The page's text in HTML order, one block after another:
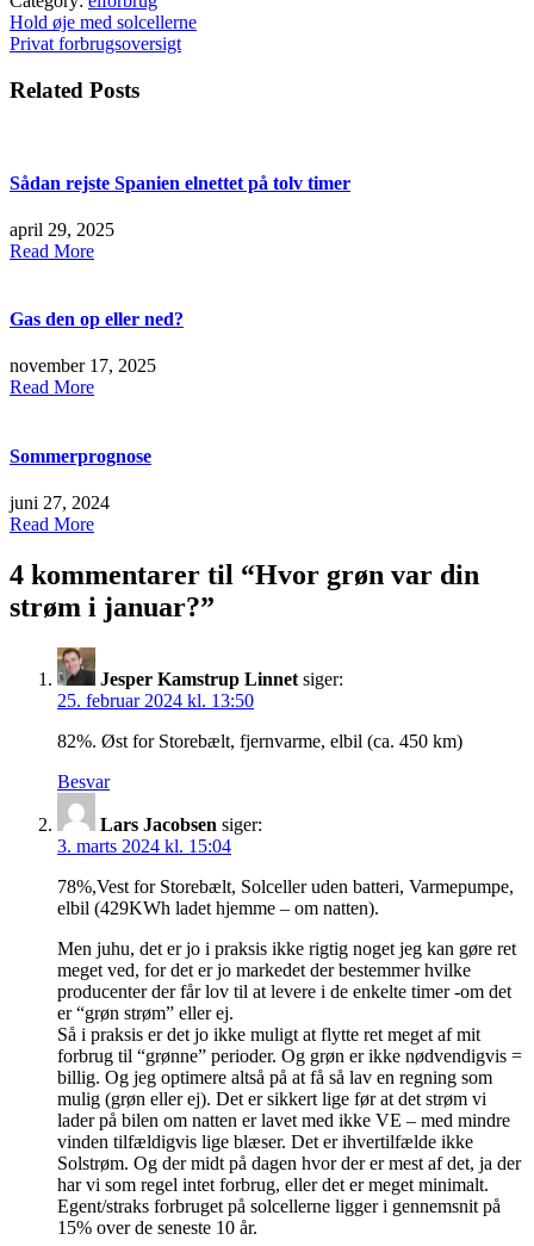
Indlægsnavigation
Hold øje med solcellerne
Privat forbrugsoversigt
Related Posts
Sådan rejste Spanien elnettet på tolv timer
april 29, 2025
Read More
Gas den op eller ned?
november 17, 2025
Read More
Sommerprognose
juni 27, 2024
Read More
4 kommentarer til “Hvor grøn var din
strøm i januar?”
Jesper Kamstrup Linnet siger:
25. februar 2024 kl. 13:50
82%. Øst for Storebælt, fjernvarme, elbil (ca. 450 km)
Besvar
Lars Jacobsen siger:
3. marts 2024 kl. 15:04
78%,Vest for Storebælt, Solceller uden batteri, Varmepumpe,
elbil (429KWh ladet hjemme – om natten).
Men juhu, det er jo i praksis ikke rigtig noget jeg kan gøre ret
meget ved, for det er jo markedet der bestemmer hvilke
producenter der får lov til at levere i de enkelte timer -om det
er “grøn strøm” eller ej.
Så i praksis er det jo ikke muligt at flytte ret meget af mit
forbrug til “grønne” perioder. Og grøn er ikke nødvendigvis =
billig. Og jeg optimere altså på at få så lav en regning som
mulig (grøn eller ej). Det er sikkert lige før at det strøm vi
lader på bilen om natten er lavet med ikke VE – med mindre
vinden tilfældigvis lige blæser. Det er ihvertilfælde ikke
Solstrøm. Og der midt på dagen hvor der er mest af det, ja der
har vi som regel intet forbrug, eller det er meget minimalt.
Egent/straks forbruget på solcellerne ligger i gennemsnit på
15% over de seneste 10 år.